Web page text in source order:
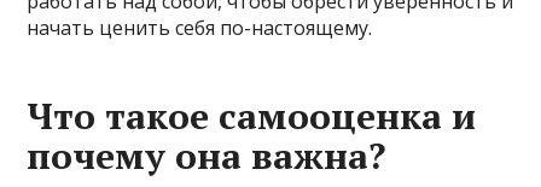
начать ценить себя по-настоящему.
Что такое самооценка и
почему она важна?